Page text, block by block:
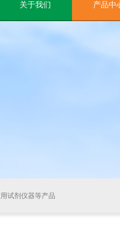
关于我们 产品中
试剂仪器等产品